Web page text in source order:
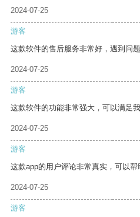
2024-07-25
游客
这款软件的售后服务非常好，遇到问
2024-07-25
游客
这款软件的功能非常强大，可以满足
2024-07-25
游客
这款app的用户评论非常真实，可以帮
2024-07-25
游客